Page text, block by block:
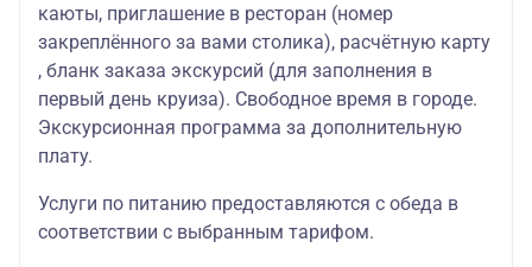
каюты, приглашение в ресторан (номер
закреплённого за вами столика), расчётную карту
, бланк заказа экскурсий (для заполнения в
первый день круиза). Свободное время в городе.
Экскурсионная программа за дополнительную
плату.
Услуги по питанию предоставляются с обеда в
соответствии с выбранным тарифом.